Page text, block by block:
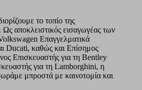
το τοπίο της
Ως αποκλειστικός εισαγωγέας των
Επαγγελματικά
Ducati, καθώς και Επίσημος
Επισκευαστής για τη Bentley
για τη Lamborghini, η
μπροστά με καινοτομία και